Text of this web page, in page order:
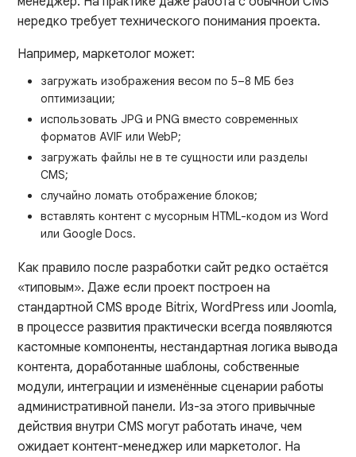
нередко требует технического понимания проекта.
Например, маркетолог может:
загружать изображения весом по 5–8 МБ без
оптимизации;
использовать JPG и PNG вместо современных
форматов AVIF или WebP;
загружать файлы не в те сущности или разделы
CMS;
случайно ломать отображение блоков;
вставлять контент с мусорным HTML-кодом из Word
или Google Docs.
Как правило после разработки сайт редко остаётся
«типовым». Даже если проект построен на
стандартной CMS вроде Bitrix, WordPress или Joomla,
в процессе развития практически всегда появляются
кастомные компоненты, нестандартная логика вывода
контента, доработанные шаблоны, собственные
модули, интеграции и изменённые сценарии работы
административной панели. Из-за этого привычные
действия внутри CMS могут работать иначе, чем
ожидает контент-менеджер или маркетолог. На